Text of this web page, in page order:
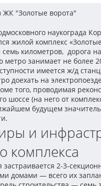
ЖК "Золотые ворота"
наукограда
жилой комплекс
километров, дорога
метро занимает не более
имеется ж/д
доехать на
того, проводимая
шоссе (на него от
будущем
и
комплекса
застраивается 2-3-
домами — всего их